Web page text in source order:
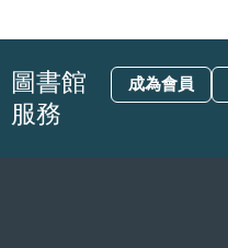
圖書館
服務
成為會員